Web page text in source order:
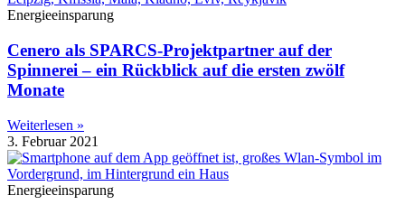
Energieeinsparung
Cenero als SPARCS-Projektpartner auf der
Spinnerei – ein Rückblick auf die ersten zwölf
Monate
Weiterlesen »
3. Februar 2021
Energieeinsparung